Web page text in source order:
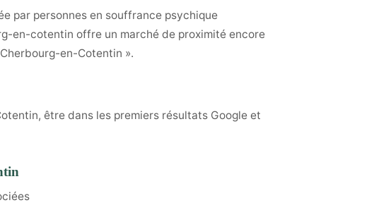
par personnes en souffrance psychique
en-cotentin offre un marché de proximité encore
en-Cotentin ».
être dans les premiers résultats Google et